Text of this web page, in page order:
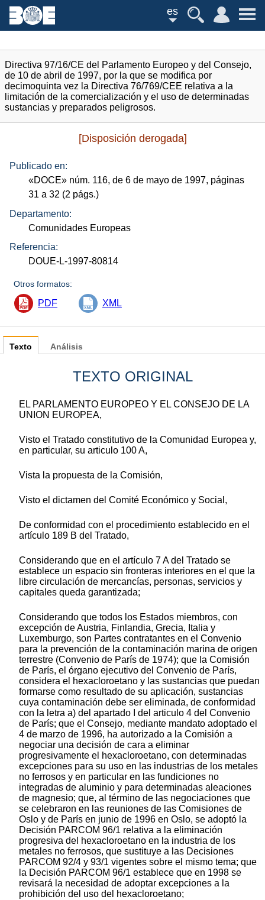
es
Directiva 97/16/CE del Parlamento Europeo y del Consejo,
de 10 de abril de 1997, por la que se modifica por
decimoquinta vez la Directiva 76/769/CEE relativa a la
limitación de la comercialización y el uso de determinadas
sustancias y preparados peligrosos.
[Disposición derogada]
Publicado en:
«DOCE» núm. 116, de 6 de mayo de 1997, páginas
31 a 32 (2 págs.)
Departamento:
Comunidades Europeas
Referencia:
DOUE-L-1997-80814
Otros formatos:
PDF XML
Texto
TEXTO ORIGINAL
EL PARLAMENTO EUROPEO Y EL CONSEJO DE LA
UNION EUROPEA,
Visto el Tratado constitutivo de la Comunidad Europea y,
en particular, su articulo 100 A,
Vista la propuesta de la Comisión,
Visto el dictamen del Comité Económico y Social,
De conformidad con el procedimiento establecido en el
artículo 189 B del Tratado,
Considerando que en el artículo 7 A del Tratado se
establece un espacio sin fronteras interiores en el que la
libre circulación de mercancías, personas, servicios y
capitales queda garantizada;
Considerando que todos los Estados miembros, con
excepción de Austria, Finlandia, Grecia, Italia y
Luxemburgo, son Partes contratantes en el Convenio
para la prevención de la contaminación marina de origen
terrestre (Convenio de París de 1974); que la Comisión
de París, el órgano ejecutivo del Convenio de París,
considera el hexacloroetano y las sustancias que puedan
formarse como resultado de su aplicación, sustancias
cuya contaminación debe ser eliminada, de conformidad
con la letra a) del apartado I del articulo 4 del Convenio
de París; que el Consejo, mediante mandato adoptado el
4 de marzo de 1996, ha autorizado a la Comisión a
negociar una decisión de cara a eliminar
progresivamente el hexacloroetano, con determinadas
excepciones para su uso en las industrias de los metales
no ferrosos y en particular en las fundiciones no
integradas de aluminio y para determinadas aleaciones
de magnesio; que, al término de las negociaciones que
se celebraron en las reuniones de las Comisiones de
Oslo y de París en junio de 1996 en Oslo, se adoptó la
Decisión PARCOM 96/1 relativa a la eliminación
progresiva del hexacloroetano en la industria de los
metales no ferrosos, que sustituye a las Decisiones
PARCOM 92/4 y 93/1 vigentes sobre el mismo tema; que
la Decisión PARCOM 96/1 establece que en 1998 se
revisará la necesidad de adoptar excepciones a la
prohibición del uso del hexacloroetano;
Análisis